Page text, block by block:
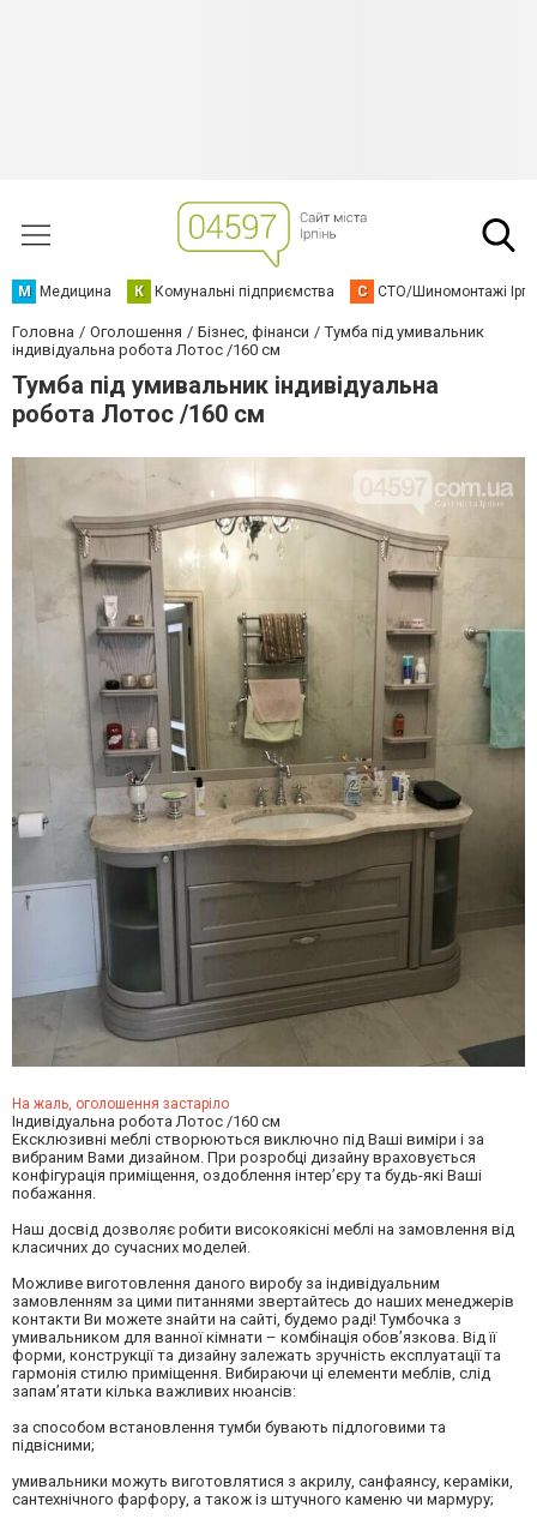
М Медицина К Комунальні підприємства С СТО/Шиномонтажі
Головна Оголошення Бізнес, фінанси
Тумба під умивальник
індивідуальна робота Лотос /160 см
Тумба під умивальник індивідуальна
робота Лотос /160 см
На жаль, оголошення застаріло
Індивідуальна робота Лотос /160 см
Ексклюзивні меблі створюються виключно під Ваші виміри і за
вибраним Вами дизайном. При розробці дизайну враховується
конфігурація приміщення, оздоблення інтер’єру та будь-які Ваші
побажання.
Наш досвід дозволяє робити високоякісні меблі на замовлення від
класичних до сучасних моделей.
Можливе виготовлення даного виробу за індивідуальним
замовленням за цими питаннями звертайтесь до наших менеджерів
контакти Ви можете знайти на сайті, будемо раді! Тумбочка з
умивальником для ванної кімнати – комбінація обов’язкова. Від її
форми, конструкції та дизайну залежать зручність експлуатації та
гармонія стилю приміщення. Вибираючи ці елементи меблів, слід
запам’ятати кілька важливих нюансів:
за способом встановлення тумби бувають підлоговими та
підвісними;
умивальники можуть виготовлятися з акрилу, санфаянсу, кераміки,
сантехнічного фарфору, а також із штучного каменю чи мармуру;